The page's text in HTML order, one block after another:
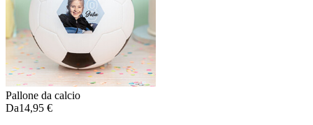
Pallone da calcio
Da14,95 €